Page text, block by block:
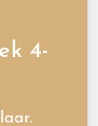
4-